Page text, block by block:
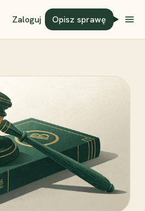
Zaloguj Opisz sprawę